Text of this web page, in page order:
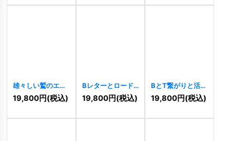
雄々しい鷲のエン
ブレムロゴ
10292 ]
19,800円(税込)
Bレターとロード
のロゴ [10104]
19,800円(税込)
BとT繋がりと活力
のロゴ[10097]
19,800円(税込)